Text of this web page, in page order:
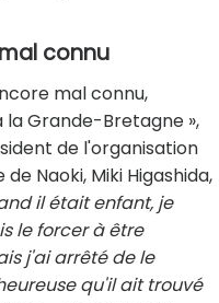
connu
mal connu,
la Grande-Bretagne »,
de l'organisation
Naoki, Miki Higashida,
il était enfant, je
le forcer à être
j'ai arrêté de le
qu'il ait trouvé